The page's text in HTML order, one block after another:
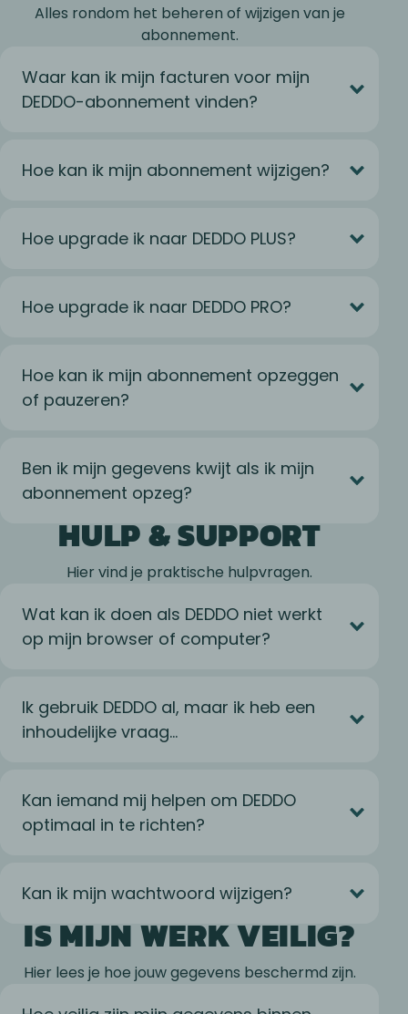
Alles rondom het beheren of wijzigen van je
abonnement.
Waar kan ik mijn facturen voor mijn
DEDDO-abonnement vinden?
Hoe kan ik mijn abonnement wijzigen?
Hoe upgrade ik naar DEDDO PLUS?
Hoe upgrade ik naar DEDDO PRO?
Hoe kan ik mijn abonnement opzeggen
of pauzeren?
Ben ik mijn gegevens kwijt als ik mijn
abonnement opzeg?
HULP & SUPPORT
Hier vind je praktische hulpvragen.
Wat kan ik doen als DEDDO niet werkt
op mijn browser of computer?
Ik gebruik DEDDO al, maar ik heb een
inhoudelijke vraag…
Kan iemand mij helpen om DEDDO
optimaal in te richten?
Kan ik mijn wachtwoord wijzigen?
IS MIJN WERK VEILIG?
Hier lees je hoe jouw gegevens beschermd zijn.